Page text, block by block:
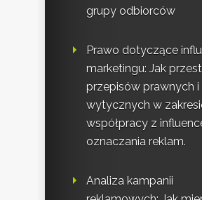
grupy odbiorców
Prawo dotyczące
marketingu: Jak
przepisów prawnych i
wytycznych w
współpracy z
oznaczania reklam.
Analiza kampanii